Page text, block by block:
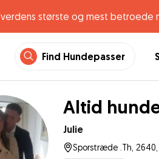
verdens største og mest betroede
Find Hundepasser
Altid
Julie
Sporstræde .Th,